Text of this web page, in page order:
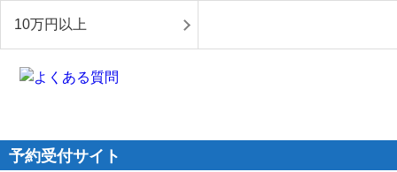
10万円以上
予約受付サイト